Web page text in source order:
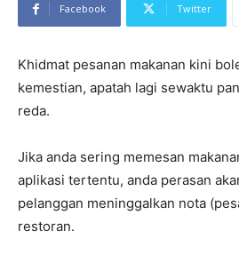
Facebook Twitter
Khidmat pesanan makanan kini
kemestian, apatah lagi sewaktu
reda.
Jika anda sering memesan
aplikasi tertentu, anda perasan
pelanggan meninggalkan nota
restoran.